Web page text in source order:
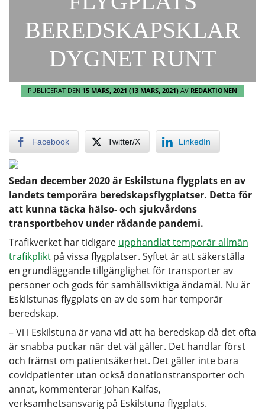
BEREDSKAPSKLAR
DYGNET RUNT
PUBLICERAT DEN 15 MARS, 2021 (13 MARS, 2021) AV REDAKTIONEN
Facebook Twitter/X LinkedIn
Sedan december 2020 är Eskilstuna flygplats en av
landets temporära beredskapsflygplatser. Detta för
att kunna täcka hälso- och sjukvårdens
transportbehov under rådande pandemi.
Trafikverket har tidigare upphandlat temporär allmän
trafikplikt på vissa flygplatser. Syftet är att säkerställa
en grundläggande tillgänglighet för transporter av
personer och gods för samhällsviktiga ändamål. Nu är
Eskilstunas flygplats en av de som har temporär
beredskap.
– Vi i Eskilstuna är vana vid att ha beredskap då det ofta
är snabba puckar när det väl gäller. Det handlar först
och främst om patientsäkerhet. Det gäller inte bara
covidpatienter utan också donationstransporter och
annat, kommenterar Johan Kalfas,
verksamhetsansvarig på Eskilstuna flygplats.